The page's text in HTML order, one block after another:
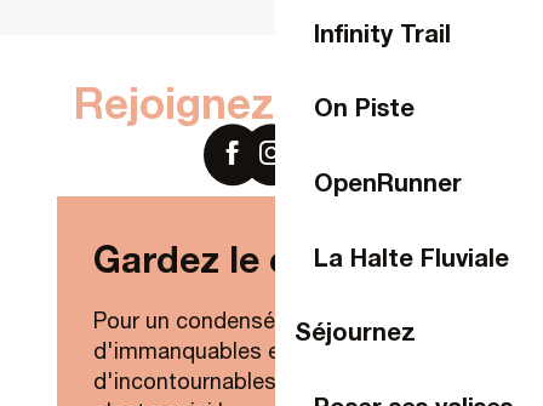
Infinity Trail
On Piste
OpenRunner
La Halte Fluviale
Séjournez
Rejoignez-nous sur
Gardez le contact !
Pour un condensé de nouveautés,
d'immanquables et
d'incontournables de Laval Agglo,